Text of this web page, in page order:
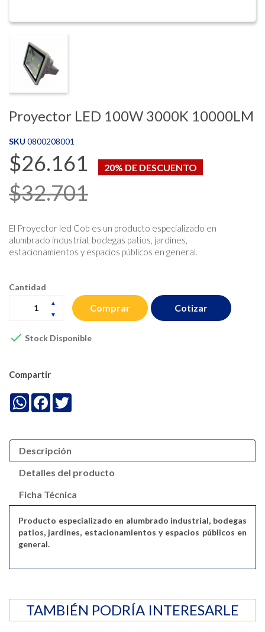
Proyector LED 100W 3000K 10000LM
SKU 0800208001
$26.161 20% DE DESCUENTO
$32.701
El Proyector led Cob es un producto especializado en
alumbrado industrial, bodegas patios, jardines,
estacionamientos y espacios públicos en general.
Cantidad
Comprar
 Stock Disponible
Cotizar
Compartir
WhatsApp
Facebook
Descripción
Detalles del producto
Ficha Técnica
Producto especializado en alumbrado industrial, bodegas
patios, jardines, estacionamientos y espacios públicos en
general.
TAMBIÉN PODRÍA INTERESARLE